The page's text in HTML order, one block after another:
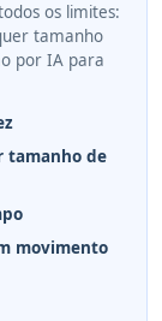
os limites:
tamanho
por IA para
tamanho de
movimento